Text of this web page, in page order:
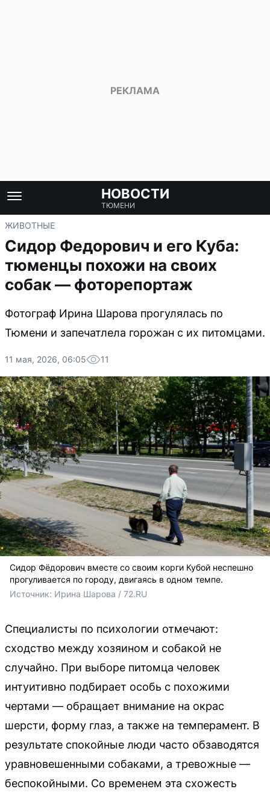
НОВОСТИ
ТЮМЕНИ
ЖИВОТНЫЕ
Сидор Федорович и его Куба:
тюменцы похожи на своих
собак — фоторепортаж
Фотограф Ирина Шарова прогулялась по
Тюмени и запечатлела горожан с их питомцами.
11 мая, 2026, 06:05 11
Сидор Фёдорович вместе со своим корги Кубой неспешно
прогуливается по городу, двигаясь в одном темпе.
Источник: Ирина Шарова / 72.RU
Специалисты по психологии отмечают:
сходство между хозяином и собакой не
случайно. При выборе питомца человек
интуитивно подбирает особь с похожими
чертами — обращает внимание на окрас
шерсти, форму глаз, а также на темперамент. В
результате спокойные люди часто обзаводятся
уравновешенными собаками, а тревожные —
беспокойными. Со временем эта схожесть